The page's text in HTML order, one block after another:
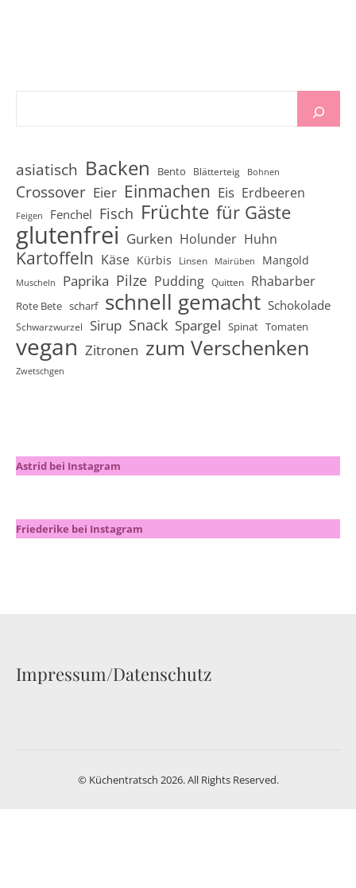
asiatisch Backen Bento Blätterteig Bohnen
Crossover Eier Einmachen Eis Erdbeeren
Feigen Fenchel Fisch Früchte für Gäste
glutenfrei Gurken Holunder Huhn
Kartoffeln Käse Kürbis Linsen Mairüben Mangold
Muscheln Paprika Pilze Pudding Quitten Rhabarber
Rote Bete scharf schnell gemacht Schokolade
Schwarzwurzel Sirup Snack Spargel Spinat Tomaten
vegan Zitronen zum Verschenken
Zwetschgen
Astrid bei Instagram
Friederike bei Instagram
Impressum/Datenschutz
© Küchentratsch 2026. All Rights Reserved.